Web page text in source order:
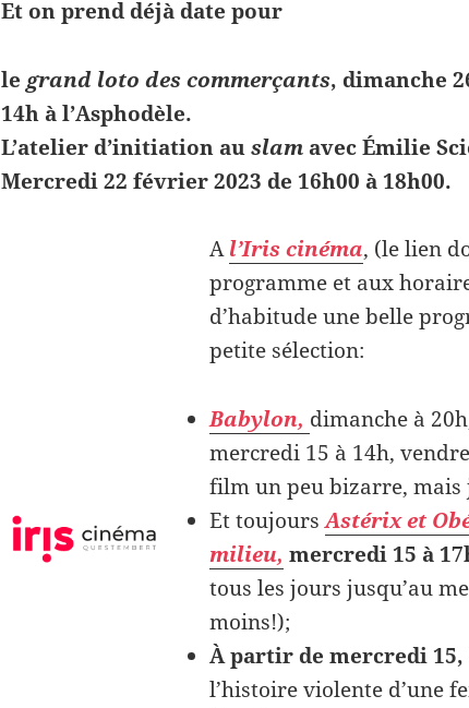
Et on prend déjà date pour
le grand loto des commerçants, dimanche
14h à l’Asphodèle.
L’atelier d’initiation auslam avec Émilie
Mercredi 22 février 2023 de 16h00 à 18h00.
Al’Iris cinéma, (le lien
programme et aux
d’habitude une belle
petite sélection:
Babylon, dimanche à
mercredi 15 à 14h,
film un peu bizarre, mais
Et toujoursAstérix et
milieu, mercredi 15 à
tous les jours jusqu’au
moins!);
À partir de mercredi 15,
l’histoire violente d’une